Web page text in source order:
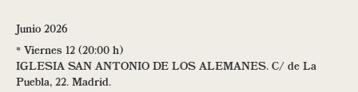
Junio 2026
* Viernes 12 (20:00 h)
IGLESIA SAN ANTONIO DE LOS ALEMANES. C/ de La
Puebla, 22. Madrid.